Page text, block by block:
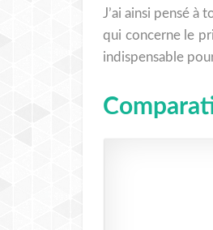
J’ai ainsi pensé
qui concerne le
indispensable